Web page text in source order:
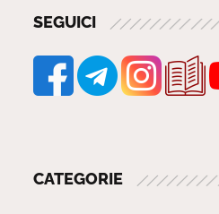
degli
articoli
SEGUICI
CATEGORIE